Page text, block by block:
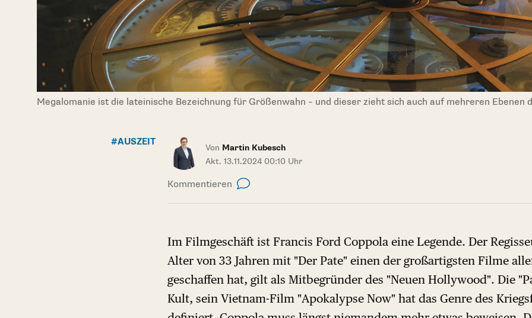
Megalomanie ist die lateinische Bezeichnung für Größenwahn – und dieser zieht sich auch auf mehreren Ebenen
#AUSZEIT
Von Martin Kubesch
Akt. 13.11.2024 00:10 Uhr
Kommentieren
Im Filmgeschäft ist Francis Ford Coppola eine Legende. Der
Alter von 33 Jahren mit "Der Pate" einen der großartigsten Filme
geschaffen hat, gilt als Mitbegründer des "Neuen Hollywood". Die
Kult, sein Vietnam-Film "Apokalypse Now" hat das Genre des